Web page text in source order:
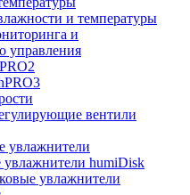
и температуры
и
управления
вентили
увлажнители
увлажнители humiDisk
увлажнители